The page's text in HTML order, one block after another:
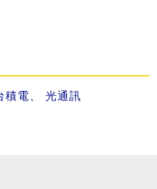
積電 光通訊